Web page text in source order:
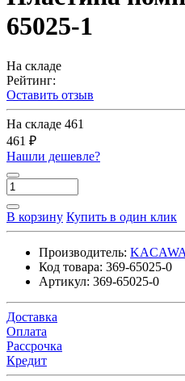
65025-1
На складе
Рейтинг:
Оставить отзыв
На складе 461
461 ₽
Нашли дешевле?
В корзину Купить в один клик
Производитель: KACAWA
Код товара: 369-65025-0
Артикул: 369-65025-0
Доставка
Оплата
Рассрочка
Кредит